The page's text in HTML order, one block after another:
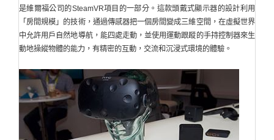
是維爾福公司的SteamVR項目的一部分。這款頭戴式顯示器的設計利用
「房間規模」的技術，通過傳感器把一個房間變成三維空間，在虛擬世界
中允許用戶自然地導航，能四處走動，並使用運動跟蹤的手持控制器來生
動地操縱物體的能力，有精密的互動，交流和沉浸式環境的體驗。